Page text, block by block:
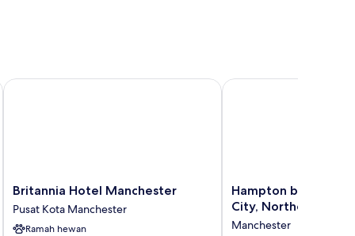
Britannia
Hotel
Manchester
Pusat
Britannia Hotel Manchester
Pusat Kota Manchester
Ramah hewan
Britannia Hotel Manchester
Hampton
by
Hilton
Manchester
Hampton by Hilton
City, Northern
Manchester
Hampton by Hilton